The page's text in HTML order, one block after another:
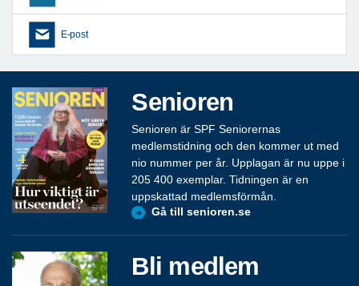
E-post
Senioren
Senioren är SPF Seniorernas
medlemstidning och den kommer ut med
nio nummer per år. Upplagan är nu uppe i
205 400 exemplar. Tidningen är en
uppskattad medlemsförmån.
Gå till senioren.se
Bli medlem